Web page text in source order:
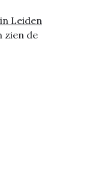
Leiden
zien de